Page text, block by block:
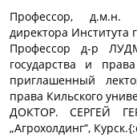
Профессор, д.м.н.
директора Института
Профессор д-р
государства и
приглашенный
права Кильского
ДОКТОР. СЕРГЕЙ
„Агрохолдинг“,